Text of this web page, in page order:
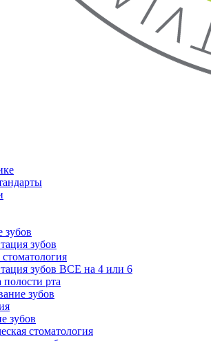
зубов
зубов
стоматология
зубов ВСЕ на 4 или 6
полости рта
зубов
зубов
стоматология